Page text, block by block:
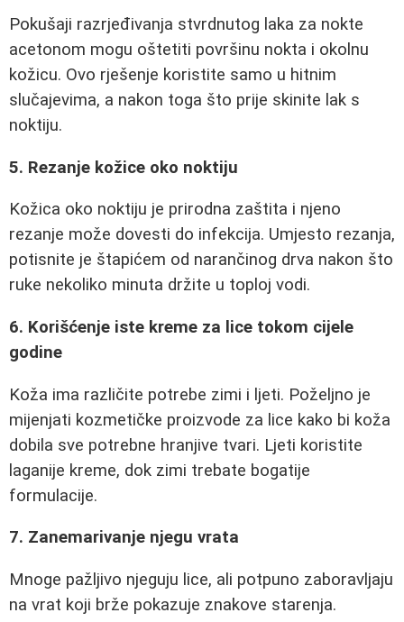
Pokušaji razrjeđivanja stvrdnutog laka za nokte
acetonom mogu oštetiti površinu nokta i okolnu
kožicu. Ovo rješenje koristite samo u hitnim
slučajevima, a nakon toga što prije skinite lak s
noktiju.
5. Rezanje kožice oko noktiju
Kožica oko noktiju je prirodna zaštita i njeno
rezanje može dovesti do infekcija. Umjesto rezanja,
potisnite je štapićem od narančinog drva nakon što
ruke nekoliko minuta držite u toploj vodi.
6. Korišćenje iste kreme za lice tokom cijele
godine
Koža ima različite potrebe zimi i ljeti. Poželjno je
mijenjati kozmetičke proizvode za lice kako bi koža
dobila sve potrebne hranjive tvari. Ljeti koristite
laganije kreme, dok zimi trebate bogatije
formulacije.
7. Zanemarivanje njegu vrata
Mnoge pažljivo njeguju lice, ali potpuno zaboravljaju
na vrat koji brže pokazuje znakove starenja.